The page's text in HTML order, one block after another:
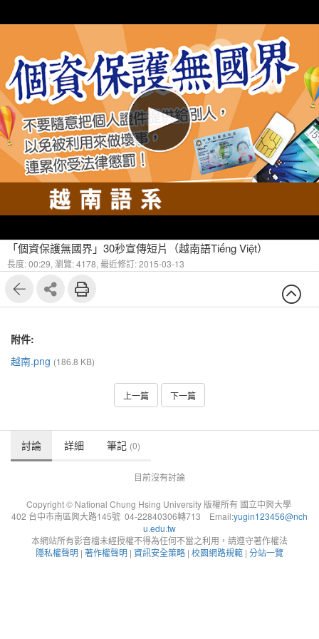
「個資保護無國界」30秒宣傳短片（越南語Tiếng Việt）
長度: 00:29, 瀏覽: 4178, 最近修訂: 2015-03-13
附件:
越南.png (186.8 KB)
上一篇 下一篇
討論 詳細 筆記 (0)
目前沒有討論
Copyright © National Chung Hsing University 版權所有 國立中興大學
402 台中市南區興大路145號 04-22840306轉713 Email:yugin123456@nch
u.edu.tw
本網站所有影音檔未經授權不得為任何不當之利用，請遵守著作權法
隱私權聲明 | 著作權聲明 | 資訊安全策略 | 校園網路規範 | 分站一覽